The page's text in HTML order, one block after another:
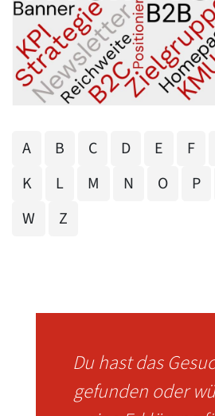
A B C D E F
K
L M N O P
W
Z
Du hast das
gefunden oder